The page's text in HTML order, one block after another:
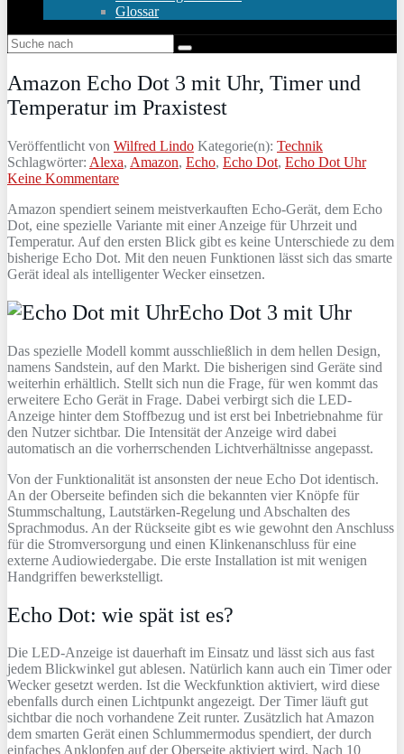
Glossar
Amazon Echo Dot 3 mit Uhr, Timer und
Temperatur im Praxistest
Veröffentlicht von Wilfred Lindo Kategorie(n): Technik
Schlagwörter: Alexa, Amazon, Echo, Echo Dot, Echo Dot Uhr
Keine Kommentare
Amazon spendiert seinem meistverkauften Echo-Gerät, dem Echo
Dot, eine spezielle Variante mit einer Anzeige für Uhrzeit und
Temperatur. Auf den ersten Blick gibt es keine Unterschiede zu dem
bisherige Echo Dot. Mit den neuen Funktionen lässt sich das smarte
Gerät ideal als intelligenter Wecker einsetzen.
Echo Dot 3 mit Uhr
Das spezielle Modell kommt ausschließlich in dem hellen Design,
namens Sandstein, auf den Markt. Die bisherigen sind Geräte sind
weiterhin erhältlich. Stellt sich nun die Frage, für wen kommt das
erweitere Echo Gerät in Frage. Dabei verbirgt sich die LED-
Anzeige hinter dem Stoffbezug und ist erst bei Inbetriebnahme für
den Nutzer sichtbar. Die Intensität der Anzeige wird dabei
automatisch an die vorherrschenden Lichtverhältnisse angepasst.
Von der Funktionalität ist ansonsten der neue Echo Dot identisch.
An der Oberseite befinden sich die bekannten vier Knöpfe für
Stummschaltung, Lautstärken-Regelung und Abschalten des
Sprachmodus. An der Rückseite gibt es wie gewohnt den Anschluss
für die Stromversorgung und einen Klinkenanschluss für eine
externe Audiowiedergabe. Die erste Installation ist mit wenigen
Handgriffen bewerkstelligt.
Echo Dot: wie spät ist es?
Die LED-Anzeige ist dauerhaft im Einsatz und lässt sich aus fast
jedem Blickwinkel gut ablesen. Natürlich kann auch ein Timer oder
Wecker gesetzt werden. Ist die Weckfunktion aktiviert, wird diese
ebenfalls durch einen Lichtpunkt angezeigt. Der Timer läuft gut
sichtbar die noch vorhandene Zeit runter. Zusätzlich hat Amazon
dem smarten Gerät einen Schlummermodus spendiert, der durch
einfaches Anklopfen auf der Oberseite aktiviert wird. Nach 10